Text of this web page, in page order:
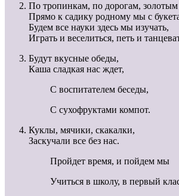
По тропинкам, по дорогам,
Прямо к садику родному мы с
Будем все науки здесь мы изучать,
Играть и веселиться, петь и
Будут вкусные обеды,
Каша сладкая нас ждет,
С воспитателем беседы,
С сухофруктами компот.
Куклы, мячики, скакалки,
Заскучали все без нас.
Пройдет время, и пойдем мы
Учиться в школу, в первый